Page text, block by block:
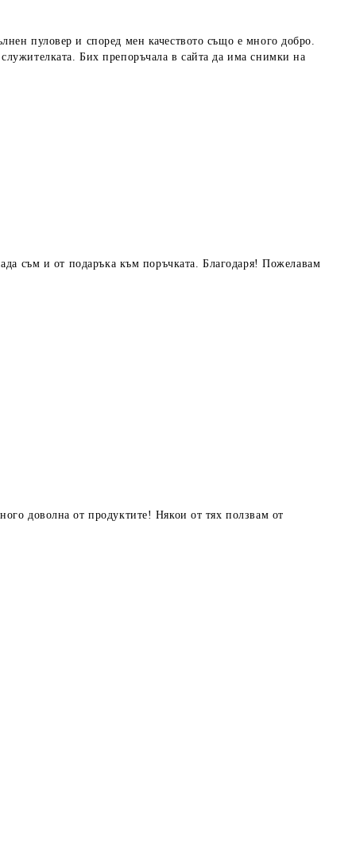
пуловер и според мен качеството също е много добро.
Бих препоръчала в сайта да има снимки на
съм и от подаръка към поръчката. Благодаря! Пожелавам
доволна от продуктите! Някои от тях ползвам от